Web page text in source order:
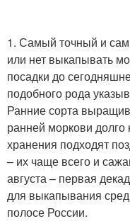
1. Самый точный и
или нет выкапывать
посадки до
подобного рода
Ранние сорта
ранней моркови
хранения подходят
– их чаще всего и
августа – первая
для выкапывания
полосе России.